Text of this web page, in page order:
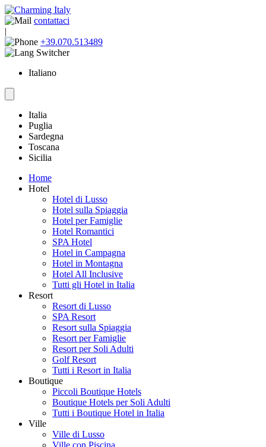
contattaci
|
+39.070.513489
Italiano
Italia
Puglia
Sardegna
Toscana
Sicilia
Home
Hotel
Hotel di Lusso
Hotel sulla Spiaggia
Hotel per Famiglie
Hotel Romantici
SPA Hotel
Hotel in Campagna
Hotel in Montagna
Hotel All Inclusive
Tutti gli Hotel in Italia
Resort
Resort di Lusso
SPA Resort
Resort sulla Spiaggia
Resort per Famiglie
Resort per Soli Adulti
Golf Resort
Tutti i Resort in Italia
Boutique
Piccoli Boutique Hotels
Boutique Hotels per Soli Adulti
Tutti i Boutique Hotel in Italia
Ville
Ville di Lusso
Ville con Piscina